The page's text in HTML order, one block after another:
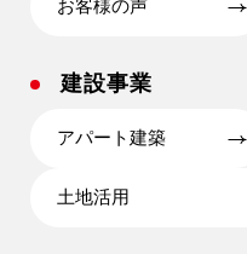
お客様の声
建設事業
アパート建築
土地活用